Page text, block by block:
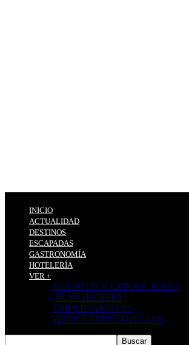
INICIO
ACTUALIDAD
DESTINOS
ESCAPADAS
GASTRONOMÍA
HOTELERÍA
VER +
EVENTOS Y EXPOSICIONES
TRANSPORTES
EMPRESARIALES
ARTE Y ESPECTÁCULOS